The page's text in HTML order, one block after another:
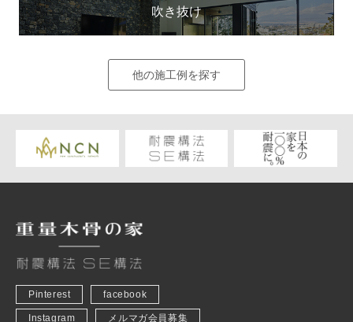
吹き抜け
他の施工例を探す
Pinterest facebook
Instagram メルマガ会員募集